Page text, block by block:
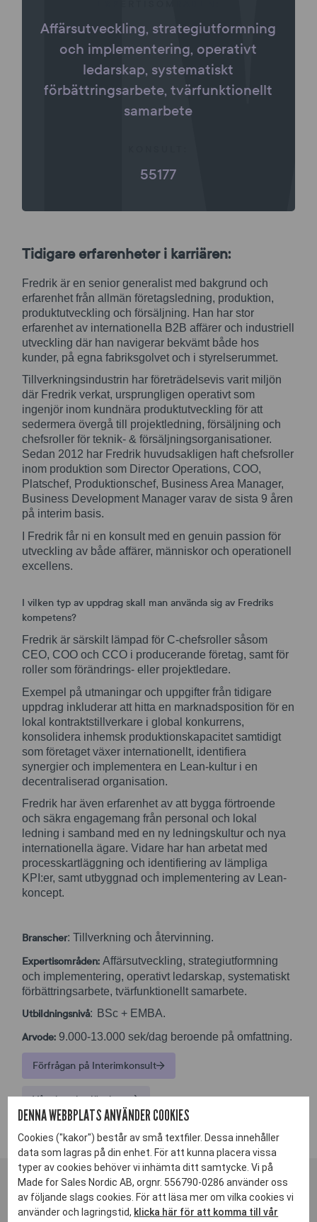
Affärsutveckling, strategiutformning
och implementering, operativt
ledarskap, systematiskt
förbättringsarbete, tvärfunktionellt
samarbete
55177
Tidigare erfarenheter i karriären:
Fredrik är en senior generalist med bakgrund och
erfarenhet från allmän företagsledning, produktion,
produktutveckling och försäljning. Han har stor
erfarenhet av internationella B2B affärer och industriell
utveckling där han navigerar bekvämt både hos
kunder, på egna fabriksgolvet och i styrelserummet.
Tillverkningsindustrin har företrädelsevis varit miljön
där Fredrik verkat, ursprungligen operativt som
ingenjör inom kundnära produktutveckling för att
sedermera övergå till projektledning, försäljning och
chefsroller för teknik- & försäljningsorganisationer.
Sedan 2012 har Fredrik huvudsakligen haft chefsroller
inom produktion som Director Operations, COO,
Platschef, Produktionschef, Business Area Manager,
Business Development Manager varav de sista 9 åren
på interim basis.
I Fredrik får ni en konsult med en genuin passion för
utveckling av både affärer, människor och operationell
excellens.
I vilken typ av uppdrag skall man använda sig av Fredriks
kompetens?
Fredrik är särskilt lämpad för C-chefsroller såsom
CEO, COO och CCO i producerande företag, samt för
roller som förändrings- eller projektledare.
Exempel på utmaningar och uppgifter från tidigare
uppdrag inkluderar att hitta en marknadsposition för en
lokal kontraktstillverkare i global konkurrens,
konsolidera inhemsk produktionskapacitet samtidigt
som företaget växer internationellt, identifiera
synergier och implementera en Lean-kultur i en
decentraliserad organisation.
Fredrik har även erfarenhet av att bygga förtroende
och säkra engagemang från personal och lokal
ledning i samband med en ny ledningskultur och nya
internationella ägare. Vidare har han arbetat med
processkartläggning och identifiering av lämpliga
KPI:er, samt utbyggnad och implementering av Lean-
koncept.
Branscher: Tillverkning och återvinning.
Expertisområden:Affärsutveckling, strategiutformning
och implementering, operativt ledarskap, systematiskt
förbättringsarbete, tvärfunktionellt samarbete.
Utbildningsnivå: BSc + EMBA.
Arvode: 9.000-13.000 sek/dag beroende på omfattning.
Förfrågan på Interimkonsult
Våra interimslösningar
SE FLER INTERIMKONSULTER
DENNA WEBBPLATS ANVÄNDER COOKIES
Cookies ("kakor") består av små textfiler. Dessa innehåller
data som lagras på din enhet. För att kunna placera vissa
typer av cookies behöver vi inhämta ditt samtycke. Vi på
Made for Sales Nordic AB, orgnr. 556790-0286 använder oss
av följande slags cookies. För att läsa mer om vilka cookies vi
använder och lagringstid, klicka här för att komma till vår